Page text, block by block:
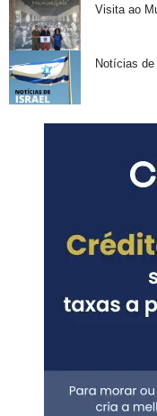
Visita ao
Notícias